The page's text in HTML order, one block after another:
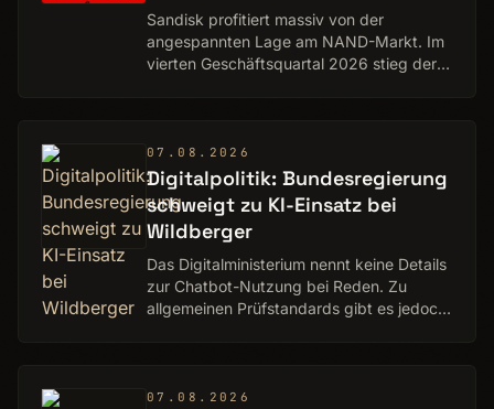
Sandisk profitiert massiv von der
angespannten Lage am NAND-Markt. Im
vierten Geschäftsquartal 2026 stieg der
07.08.2026
Digitalpolitik: Bundesregierung
schweigt zu KI-Einsatz bei
Wildberger
Das Digitalministerium nennt keine Details
zur Chatbot-Nutzung bei Reden. Zu
allgemeinen Prüfstandards gibt es jedoch
07.08.2026